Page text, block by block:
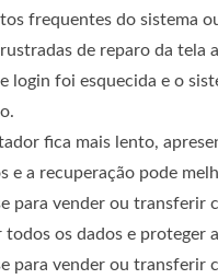
frequentes do sistema
de reparo da tela
login foi esquecida e o
fica mais lento,
e a recuperação pode
para vender ou transferir
todos os dados e proteger
para vender ou transferir